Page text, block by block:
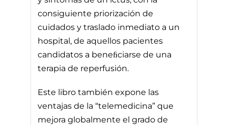
consiguiente priorización de
cuidados y traslado inmediato a un
hospital, de aquellos pacientes
candidatos a beneﬁciarse de una
terapia de reperfusión.
Este libro también expone las
ventajas de la “telemedicina” que
mejora globalmente el grado de